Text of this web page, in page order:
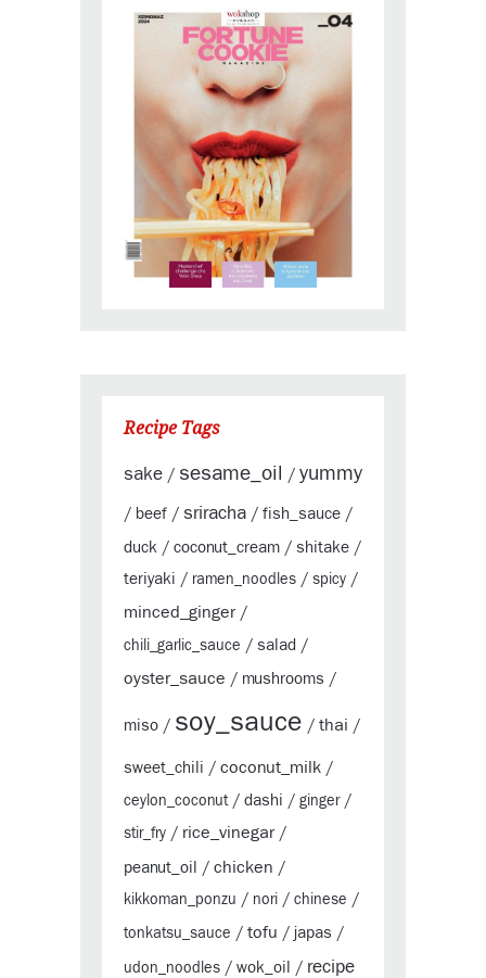
Recipe Tags
sake / sesame_oil / yummy
/ beef / sriracha / fish_sauce /
duck / coconut_cream / shitake /
teriyaki / ramen_noodles / spicy /
minced_ginger/
chili_garlic_sauce / salad /
oyster_sauce / mushrooms /
miso / soy_sauce / thai /
sweet_chili / coconut_milk /
ceylon_coconut/ dashi / ginger/
stir_fry / rice_vinegar/
peanut_oil / chicken /
kikkoman_ponzu / nori / chinese /
tonkatsu_sauce / tofu / japas /
udon_noodles / wok_oil / recipe